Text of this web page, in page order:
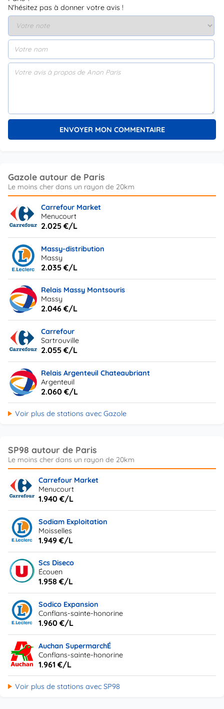
N'hésitez pas à donner votre avis !
Gazole autour de Paris
Carrefour Market
Menucourt
2.025 €/L
Massy-distribution
Massy
2.035 €/L
Relais Massy Montsouris
Massy
2.046 €/L
Carrefour
Sartrouville
2.055 €/L
Relais Argenteuil Chateaubriant
Argenteuil
2.060 €/L
Voir plus de stations avec Gazole
SP98 autour de Paris
Carrefour Market
Menucourt
1.940 €/L
Sodiam Exploitation
Moisselles
1.949 €/L
Scs Diseco
Écouen
1.958 €/L
Sodico Expansion
Conflans-sainte-honorine
1.960 €/L
Auchan SupermarchÉ
Conflans-sainte-honorine
1.961 €/L
Voir plus de stations avec SP98